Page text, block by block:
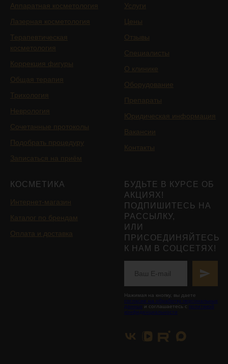
Аппаратная косметология
Лазерная косметология
Терапевтическая
косметология
Коррекция фигуры
Общая терапия
Трихология
Неврология
Сочетанные протоколы
Подобрать процедуру
Записаться на приём
Услуги
Цены
Отзывы
Специалисты
О клинике
Оборудование
Препараты
Юридическая информация
Вакансии
Контакты
КОСМЕТИКА
Интернет-магазин
Каталог по брендам
Оплата и доставка
БУДЬТЕ В КУРСЕ ОБ
АКЦИЯХ!
ПОДПИШИТЕСЬ НА
РАССЫЛКУ,
ИЛИ
ПРИСОЕДИНЯЙТЕСЬ
К НАМ В СОЦСЕТЯХ!
Нажимая на кнопку, вы даете
согласие на обработку персональных
данных и соглашаетесь с политикой
конфиденциальности